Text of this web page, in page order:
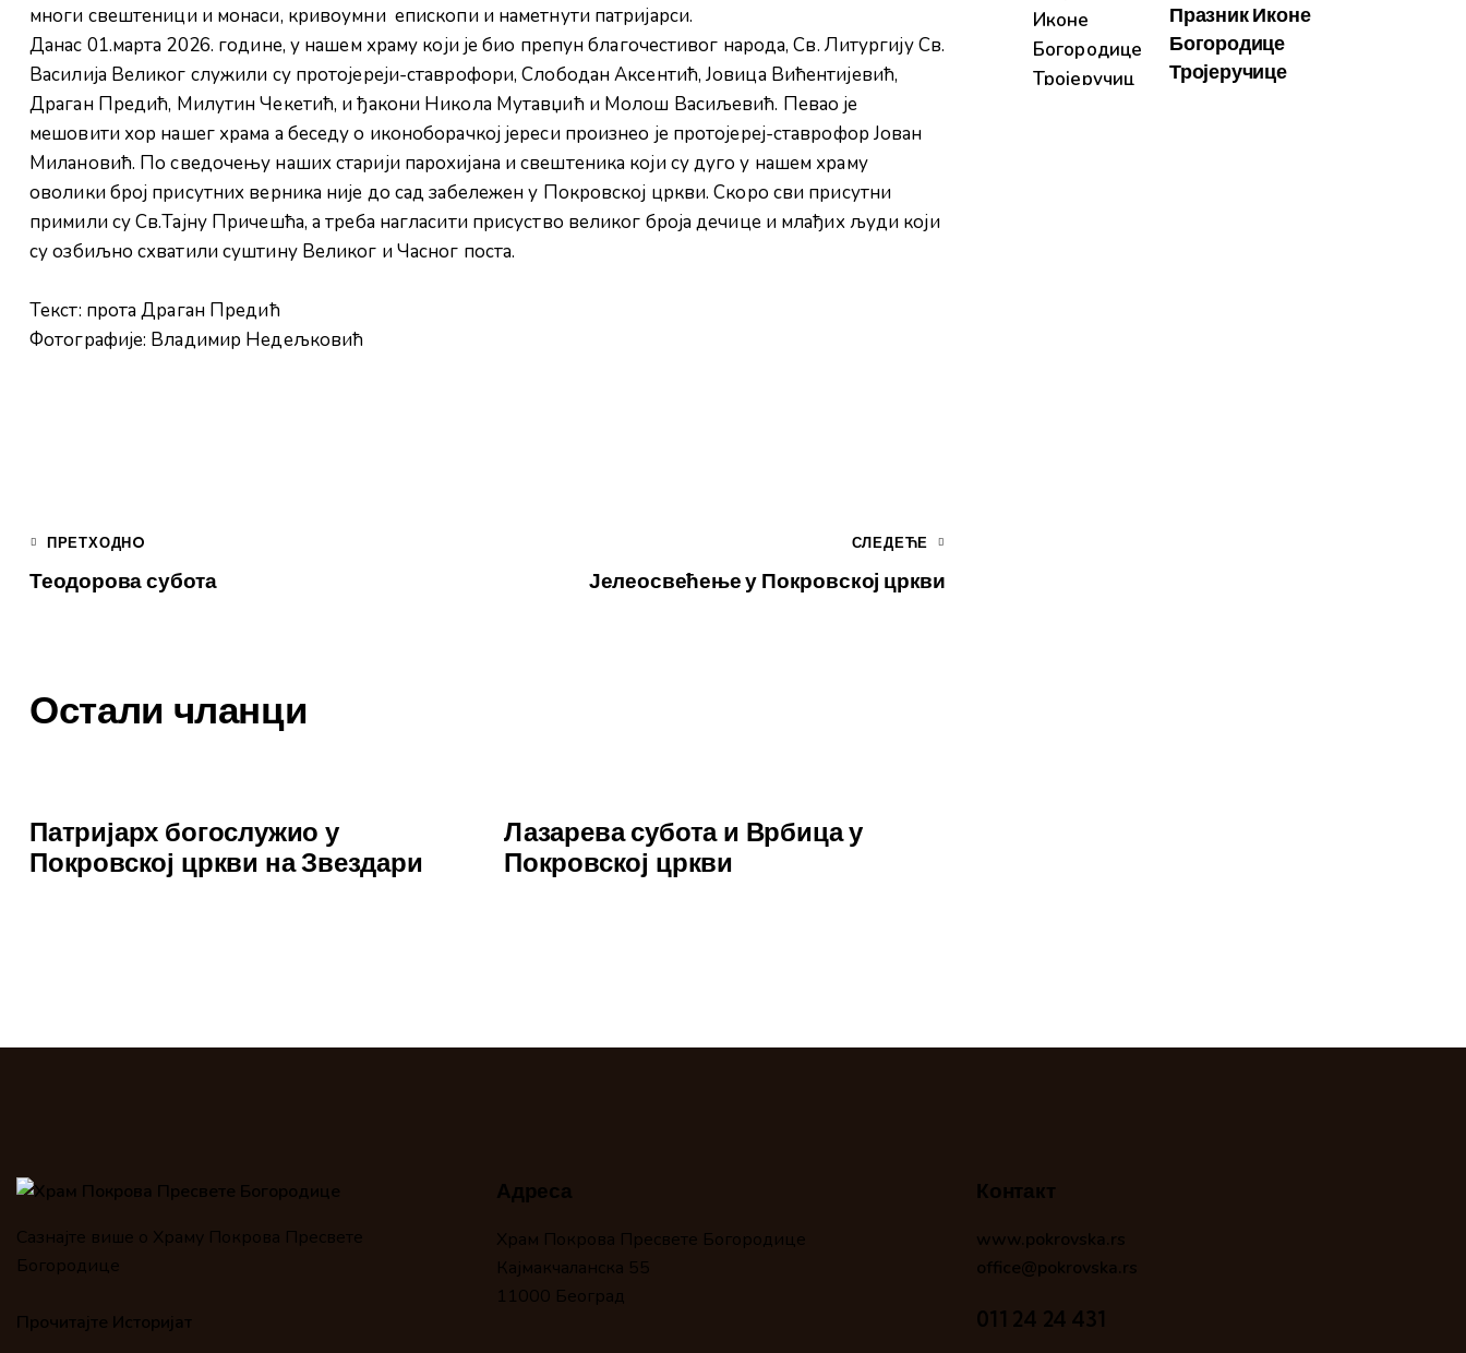
многи свештеници и монаси, кривоумни епископи и наметнути патријарси.
Данас 01.марта 2026. године, у нашем храму који је био препун благочестивог народа, Св. Литургију Св.
Василија Великог служили су протојереји-ставрофори, Слободан Аксентић, Јовица Вићентијевић,
Драган Предић, Милутин Чекетић, и ђакони Никола Мутавџић и Молош Васиљевић. Певао је
мешовити хор нашег храма а беседу о иконоборачкој јереси произнео је протојереј-ставрофор Јован
Милановић. По сведочењу наших старији парохијана и свештеника који су дуго у нашем храму
оволики број присутних верника није до сад забележен у Покровској цркви. Скоро сви присутни
примили су Св.Тајну Причешћа, а треба нагласити присуство великог броја дечице и млађих људи који
су озбиљно схватили суштину Великог и Часног поста.
Текст: прота Драган Предић
Фотографије: Владимир Недељковић
ПРЕТХОДНO
Теодорова субота
СЛЕДЕЋЕ
Јелеосвећење у Покровској цркви
Остали чланци
Патријарх богослужио у
Покровској цркви на Звездари
Лазарева субота и Врбица у
Покровској цркви
Празник Иконе
Богородице
Тројеручице
Сазнајте више о Храму Покрова Пресвете
Богородице
Прочитајте Историјат
Адреса
Храм Покрова Пресвете Богородице
Кајмакчаланска 55
11000 Београд
Контакт
www.pokrovska.rs
office@pokrovska.rs
011 24 24 431